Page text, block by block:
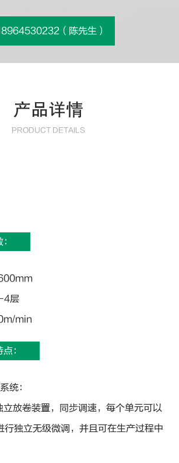
（陈先生）
产品详情
PRODUCT DETAILS
4层
min
：
统：
放卷装置，同步调速，每个单元可以
行独立无级微调，并且可在生产过程中